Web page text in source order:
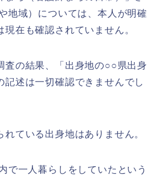
地域）については、本人が明確
在も確認されていません。
査の結果、「出身地の○○県出身
記述は一切確認できませんでし
ている出身地はありません。
で一人暮らしをしていたという